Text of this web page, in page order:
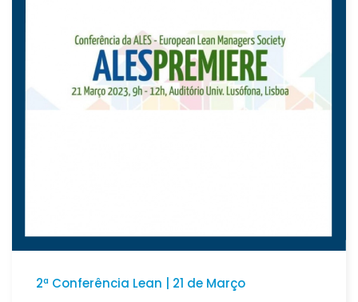
2ª Conferência Lean | 21 de Março